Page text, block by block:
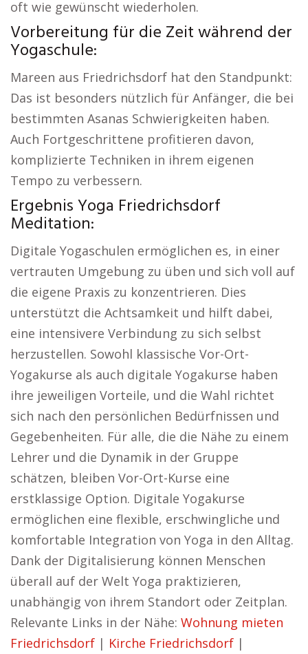
oft wie gewünscht wiederholen.
Vorbereitung für die Zeit während der
Yogaschule:
Mareen aus Friedrichsdorf hat den Standpunkt:
Das ist besonders nützlich für Anfänger, die bei
bestimmten Asanas Schwierigkeiten haben.
Auch Fortgeschrittene profitieren davon,
komplizierte Techniken in ihrem eigenen
Tempo zu verbessern.
Ergebnis Yoga Friedrichsdorf
Meditation:
Digitale Yogaschulen ermöglichen es, in einer
vertrauten Umgebung zu üben und sich voll auf
die eigene Praxis zu konzentrieren. Dies
unterstützt die Achtsamkeit und hilft dabei,
eine intensivere Verbindung zu sich selbst
herzustellen. Sowohl klassische Vor-Ort-
Yogakurse als auch digitale Yogakurse haben
ihre jeweiligen Vorteile, und die Wahl richtet
sich nach den persönlichen Bedürfnissen und
Gegebenheiten. Für alle, die die Nähe zu einem
Lehrer und die Dynamik in der Gruppe
schätzen, bleiben Vor-Ort-Kurse eine
erstklassige Option. Digitale Yogakurse
ermöglichen eine flexible, erschwingliche und
komfortable Integration von Yoga in den Alltag.
Dank der Digitalisierung können Menschen
überall auf der Welt Yoga praktizieren,
unabhängig von ihrem Standort oder Zeitplan.
Relevante Links in der Nähe: Wohnung mieten
Friedrichsdorf | Kirche Friedrichsdorf |